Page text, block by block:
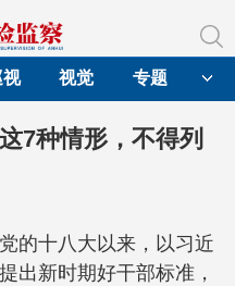
视 视觉 专题
7种情形，不得列
的十八大以来，以习近
出新时期好干部标准，